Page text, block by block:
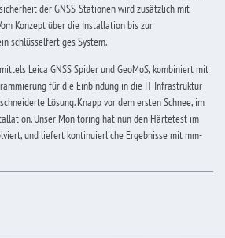
der GNSS-Stationen wird zusätzlich mit
Konzept über die Installation bis zur
schlüsselfertiges System.
Leica GNSS Spider und GeoMoS, kombiniert mit
für die Einbindung in die IT-Infrastruktur
Lösung. Knapp vor dem ersten Schnee, im
Unser Monitoring hat nun den Härtetest im
und liefert kontinuierliche Ergebnisse mit mm-